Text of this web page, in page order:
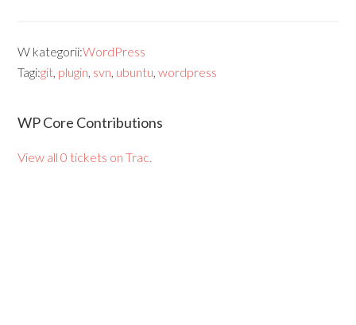
W kategorii:WordPress
Tagi:git, plugin, svn, ubuntu,wordpress
WP Core Contributions
View all 0 tickets on Trac.